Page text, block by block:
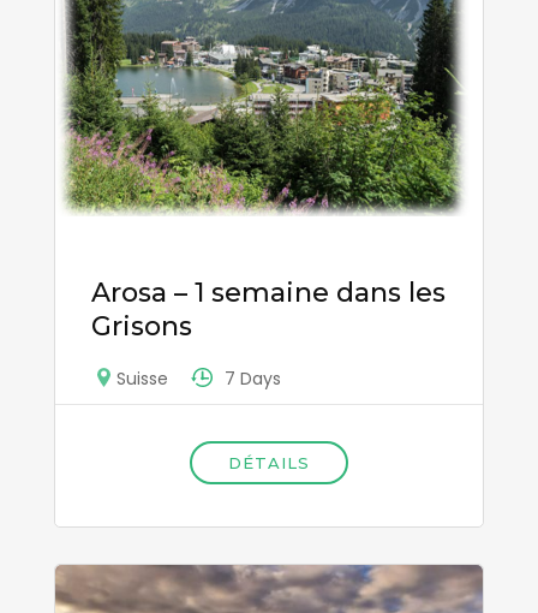
Arosa – 1 semaine dans les
Grisons
Suisse 7 Days
DÉTAILS